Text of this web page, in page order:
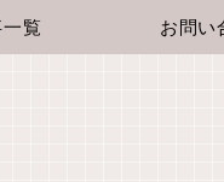
覧 お問い